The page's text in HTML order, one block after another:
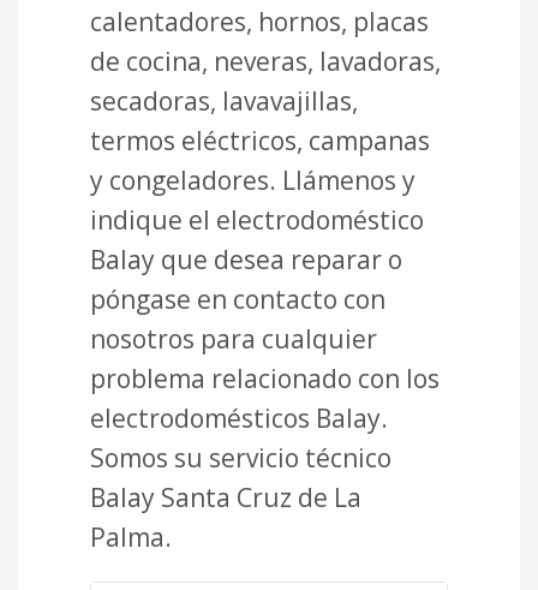
calentadores, hornos, placas
de cocina, neveras, lavadoras,
secadoras, lavavajillas,
termos eléctricos, campanas
y congeladores. Llámenos y
indique el electrodoméstico
Balay que desea reparar o
póngase en contacto con
nosotros para cualquier
problema relacionado con los
electrodomésticos Balay.
Somos su servicio técnico
Balay Santa Cruz de La
Palma.